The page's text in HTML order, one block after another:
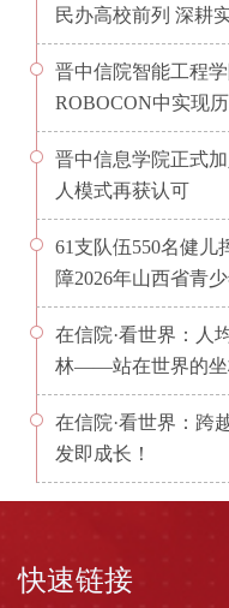
民办高校前列 深耕
晋中信院智能工程
ROBOCON中实现
晋中信息学院正式
人模式再获认可
61支队伍550名健儿
障2026年山西省青
在信院·看世界：人
林——站在世界的坐
在信院·看世界：跨
发即成长！
快速链接